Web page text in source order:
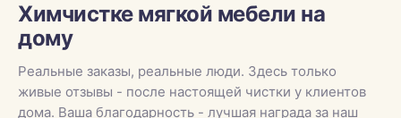
Химчистке мягкой мебели на
дому
Реальные заказы, реальные люди. Здесь только
живые отзывы - после настоящей чистки у клиентов
дома. Ваша благодарность - лучшая награда за наш